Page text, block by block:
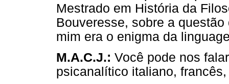
Mestrado em História da
Bouveresse, sobre a
mim era o enigma da
M.A.C.J.: Você pode nos
psicanalítico italiano,